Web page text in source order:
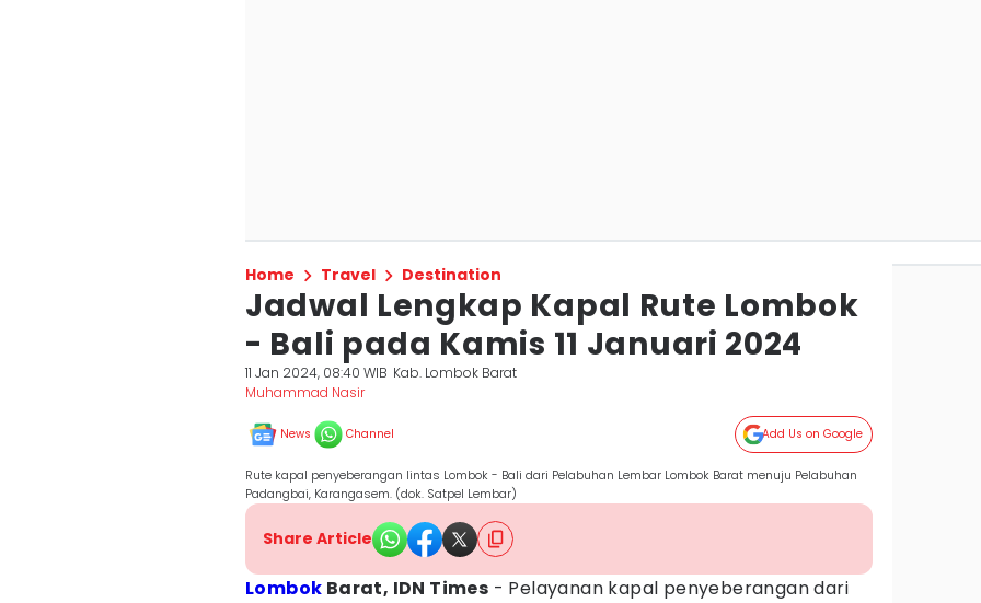
Home Travel Destination
Jadwal Lengkap Kapal Rute Lombok
- Bali pada Kamis 11 Januari 2024
11 Jan 2024, 08:40 WIB Kab. Lombok Barat
Muhammad Nasir
News Channel Add Us on Google
Rute kapal penyeberangan lintas Lombok - Bali dari Pelabuhan Lembar Lombok Barat menuju Pelabuhan
Padangbai, Karangasem. (dok. Satpel Lembar)
Share Article
Lombok Barat, IDN Times - Pelayanan kapal penyeberangan dari